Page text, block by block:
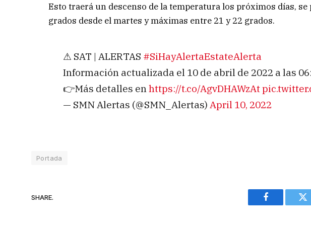
Esto traerá un descenso de la temperatura los próximos días,
grados desde el martes y máximas entre 21 y 22 grados.
⚠ SAT | ALERTAS #SiHayAlertaEstateAlerta
Información actualizada el 10 de abril de 2022 a las
👉Más detalles en https://t.co/AgvDHAWzAt
— SMN Alertas (@SMN_Alertas) April 10, 2022
Portada
SHARE.
Facebook